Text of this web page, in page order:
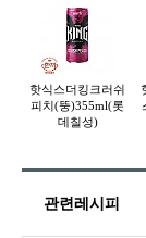
핫식스더킹크러쉬
피치(뚱)355ml(롯
데칠성)
관련레시피